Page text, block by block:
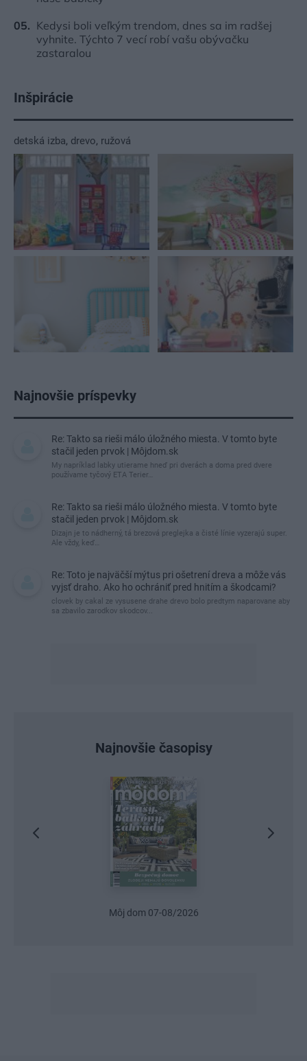
Kedysi boli veľkým trendom, dnes sa im radšej
vyhnite. Týchto 7 vecí robí vašu obývačku
zastaralou
Inšpirácie
detská izba, drevo, ružová
Najnovšie príspevky
Re: Takto sa rieši málo úložného miesta. V tomto byte
stačil jeden prvok | Môjdom.sk
My napríklad labky utierame hneď pri dverách a doma pred dvere
používame tyčový ETA Terier…
Re: Takto sa rieši málo úložného miesta. V tomto byte
stačil jeden prvok | Môjdom.sk
Dizajn je to nádherný, tá brezová preglejka a čisté línie vyzerajú super.
Ale vždy, keď…
Re: Toto je najväčší mýtus pri ošetrení dreva a môže vás
vyjsť draho. Ako ho ochrániť pred hnitím a škodcami?
clovek by cakal ze vysusene drahe drevo bolo predtym naparovane aby
sa zbavilo zarodkov skodcov...
Najnovšie časopisy
Môj dom 07-08/2026